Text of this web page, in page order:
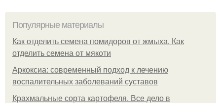
Популярные материалы
Как отделить семена помидоров от жмыха. Как
отделить семена от мякоти
Аркоксиа: современный подход к лечению
воспалительных заболеваний суставов
Крахмальные сорта картофеля. Все дело в